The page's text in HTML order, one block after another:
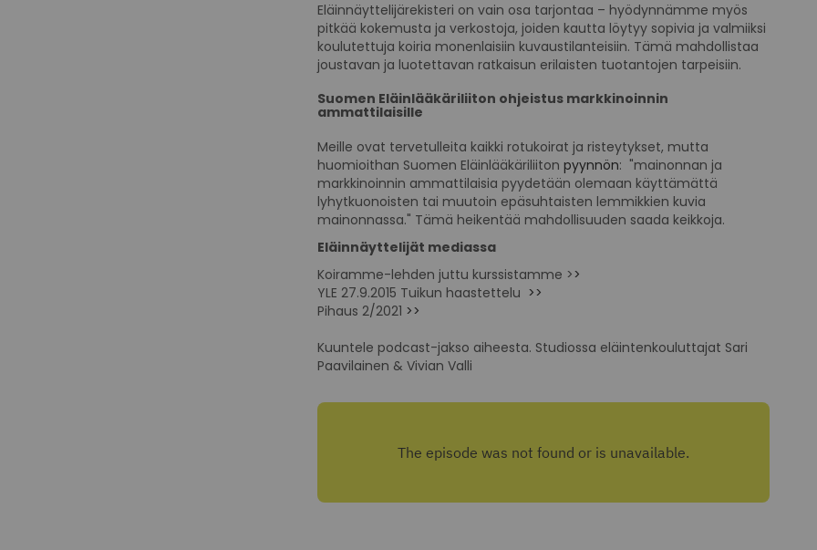
Eläinnäyttelijärekisteri on vain osa tarjontaa – hyödynnämme myös
pitkää kokemusta ja verkostoja, joiden kautta löytyy sopivia ja valmiiksi
koulutettuja koiria monenlaisiin kuvaustilanteisiin. Tämä mahdollistaa
joustavan ja luotettavan ratkaisun erilaisten tuotantojen tarpeisiin.
Suomen Eläinlääkäriliiton ohjeistus markkinoinnin
ammattilaisille
Meille ovat tervetulleita kaikki rotukoirat ja risteytykset, mutta
huomioithan Suomen Eläinlääkäriliiton pyynnön: "mainonnan ja
markkinoinnin ammattilaisia pyydetään olemaan käyttämättä
lyhytkuonoisten tai muutoin epäsuhtaisten lemmikkien kuvia
mainonnassa." Tämä heikentää mahdollisuuden saada keikkoja.
Eläinnäyttelijät mediassa
Koiramme-lehden juttu kurssistamme >>
YLE 27.9.2015 Tuikun haastettelu >>
Pihaus 2/2021 >>
Kuuntele podcast-jakso aiheesta. Studiossa eläintenkouluttajat Sari
Paavilainen & Vivian Valli